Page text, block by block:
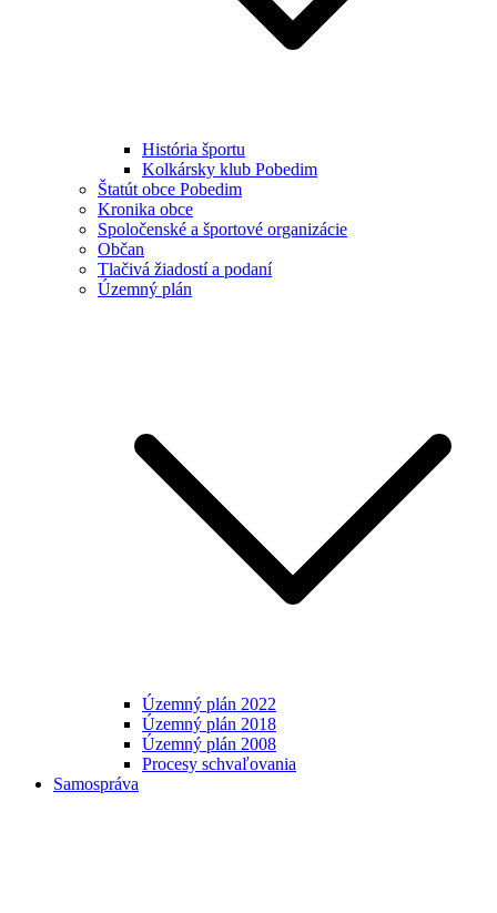
História športu
Kolkársky klub Pobedim
Štatút obce Pobedim
Kronika obce
Spoločenské a športové organizácie
Občan
Tlačivá žiadostí a podaní
Územný plán
Územný plán 2022
Územný plán 2018
Územný plán 2008
Procesy schvaľovania
Samospráva